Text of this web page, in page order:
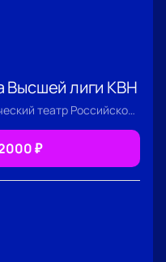
Высшей лиги КВН
Москва, Центральный академический театр Российской Армии
₽